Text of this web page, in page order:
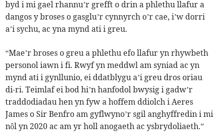
byd i mi gael rhannu’r grefft o drin a phlethu llafur a
dangos y broses o gasglu’r cynnyrch o’r cae, i’w dorri
a’i sychu, ac yna mynd ati i greu.
“Mae’r broses o greu a phlethu efo llafur yn rhywbeth
personol iawn i fi. Rwyf yn meddwl am syniad ac yn
mynd ati i gynllunio, ei ddatblygu a’i greu dros oriau
di-ri. Teimlaf ei bod hi’n hanfodol bwysig i gadw’r
traddodiadau hen yn fyw a hoffem ddiolch i Aeres
James o Sir Benfro am gyflwyno’r sgil anghyffredin i mi
nôl yn 2020 ac am yr holl anogaeth ac ysbrydoliaeth.”